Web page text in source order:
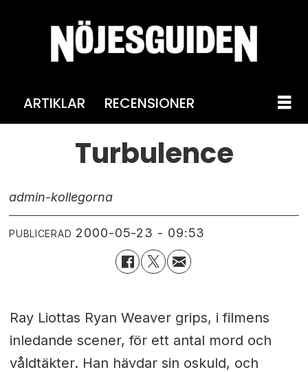
ARTIKLAR RECENSIONER
Turbulence
admin-kollegorna
PUBLICERAD 2000-05-23 - 09:53
Ray Liottas Ryan Weaver grips, i filmens
inledande scener, för ett antal mord och
våldtäkter. Han hävdar sin oskuld, och